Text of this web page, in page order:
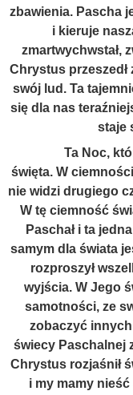
zbawienia. Pascha
i kieruje
zmartwychwstał,
Chrystus
swój lud. Ta
się dla nas
staje
Ta Noc, która
święta. W
nie widzi drugiego
W tę ciemność
Paschał i ta
samym dla świata
rozproszył
wyjścia. W Jego
samotności, ze
zobaczyć
świecy Paschalnej
Chrystus rozjaśnił
i my mamy